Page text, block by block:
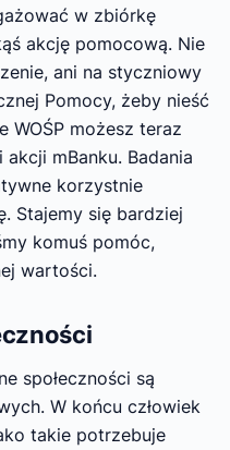
w zbiórkę
akcję pomocową. Nie
ani na styczniowy
Pomocy, żeby nieść
WOŚP możesz teraz
akcji mBanku. Badania
korzystnie
Stajemy się bardziej
komuś pomóc,
wartości.
społeczności są
W końcu człowiek
takie potrzebuje